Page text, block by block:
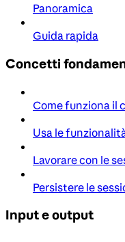
Panoramica
Guida rapida
Concetti
Come funziona il
Usa le
Lavorare con le
Persistere le
Input e output